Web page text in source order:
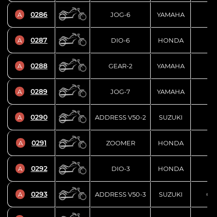
A 0286 JOG-6 YAMAHA
A 0287 DIO-6 HONDA
A 0288 GEAR-2 YAMAHA
A 0289 JOG-7 YAMAHA
A 0290 ADDRESS V50-2 SUZUKI
A 0291 ZOOMER HONDA
A 0292 DIO-3 HONDA
A 0293 ADDRESS V50-3 SUZUKI